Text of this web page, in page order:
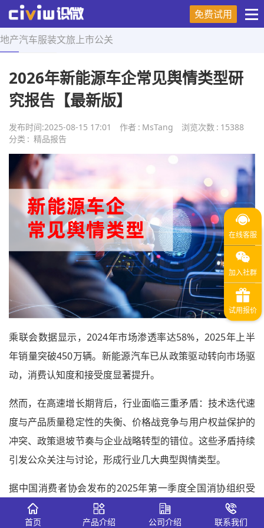
免费试用
地产汽车服装文旅 上市公关
首页 > 精品报告 > 正文
2026年新能源车企常见舆情类型研
究报告【最新版】
发布时间:2025-08-15 17:01 作者 : MsTang 浏览次数 : 15388
分类 : 精品报告
乘联会数据显示，2024年市场渗透率达58%，2025年上半
年销量突破450万辆。新能源汽车已从政策驱动转向市场驱
动，消费认知度和接受度显著提升。
然而，在高速增长期背后，行业面临三重矛盾：技术迭代速
度与产品质量稳定性的失衡、价格战竞争与用户权益保护的
冲突、政策退坡节奏与企业战略转型的错位。这些矛盾持续
引发公众关注与讨论，形成行业几大典型舆情类型。
据中国消费者协会发布的2025年第一季度全国消协组织受
理投诉情况分析显示，在具体商品投诉中，投诉量居前五位
首页 产品介绍 公司介绍 联系我们